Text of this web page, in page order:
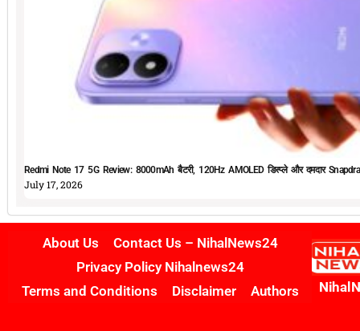
Redmi Note 17 5G Review: 8000mAh बैटरी, 120Hz AMOLED डिस्प्ले और दमदार
July 17, 2026
About Us
Contact Us – NihalNews24
Privacy Policy Nihalnews24
Terms and Conditions
Disclaimer Authors